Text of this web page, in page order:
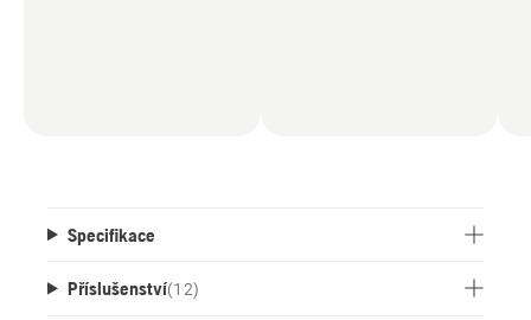
Specifikace
Příslušenství(12)